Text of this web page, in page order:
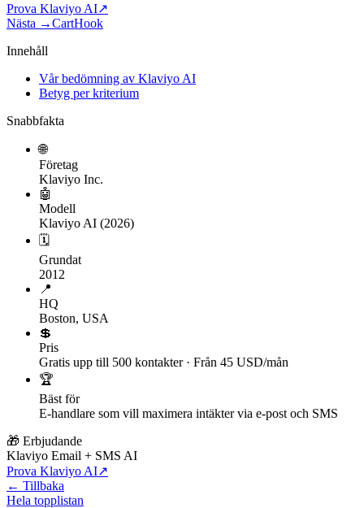
Prova Klaviyo AI↗
Nästa →CartHook
Innehåll
Vår bedömning av Klaviyo AI
Betyg per kriterium
Snabbfakta
🌐
Företag
Klaviyo Inc.
🤖
Modell
Klaviyo AI (2026)
🗓
Grundat
2012
📍
HQ
Boston, USA
💲
Pris
Gratis upp till 500 kontakter · Från 45 USD/mån
🏆
Bäst för
E-handlare som vill maximera intäkter via e-post och SMS
🎁 Erbjudande
Klaviyo Email + SMS AI
Prova Klaviyo AI↗
← Tillbaka
Hela topplistan